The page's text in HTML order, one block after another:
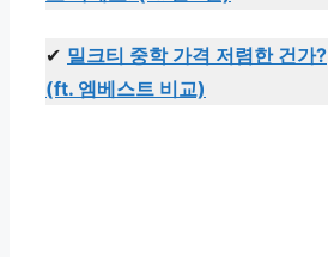
✔ 밀크티 중학 가격 저렴한 건가?
(ft. 엠베스트 비교)